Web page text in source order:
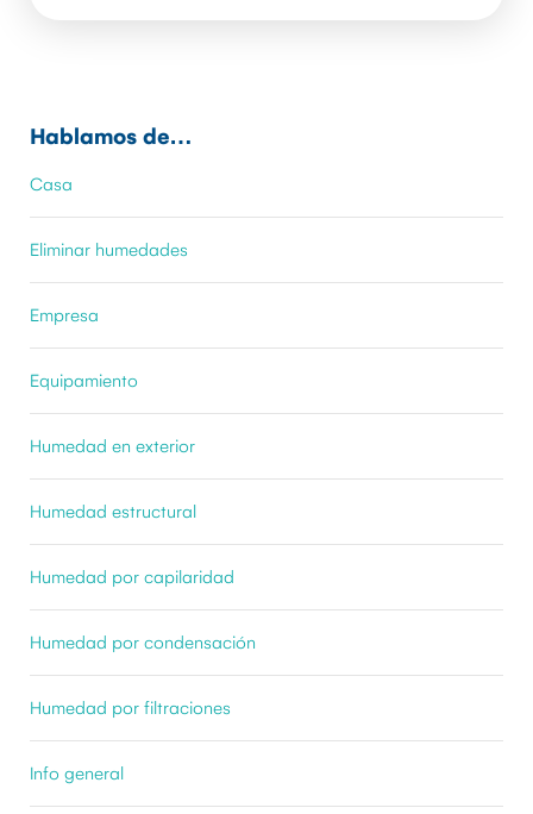
Hablamos de…
Casa
Eliminar humedades
Empresa
Equipamiento
Humedad en exterior
Humedad estructural
Humedad por capilaridad
Humedad por condensación
Humedad por filtraciones
Info general